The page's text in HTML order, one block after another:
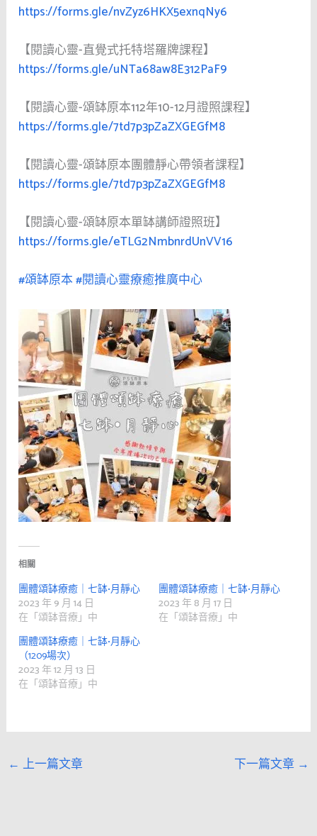
https://forms.gle/nvZyz6HKX5exnqNy6
【閱讀心靈-直覺式托特塔羅牌課程】
https://forms.gle/uNTa68aw8E312PaF9
【閱讀心靈-頌缽原本112年10-12月證照課程】
https://forms.gle/7td7p3pZaZXGEGfM8
【閱讀心靈-頌缽原本團體靜心帶領者課程】
https://forms.gle/7td7p3pZaZXGEGfM8
【閱讀心靈-頌缽原本單缽講師證照班】
https://forms.gle/eTLG2NmbnrdUnVV16
#頌缽原本#閱讀心靈療癒推廣中心
相關
團體頌缽療癒｜七缽•月靜心
2023 年 9 月 14 日
在「頌缽音療」中
團體頌缽療癒｜七缽•月靜心
2023 年 8 月 17 日
在「頌缽音療」中
團體頌缽療癒｜七缽•月靜心
（1209場次）
2023 年 12 月 13 日
在「頌缽音療」中
← 上一篇文章 下一篇文章 →